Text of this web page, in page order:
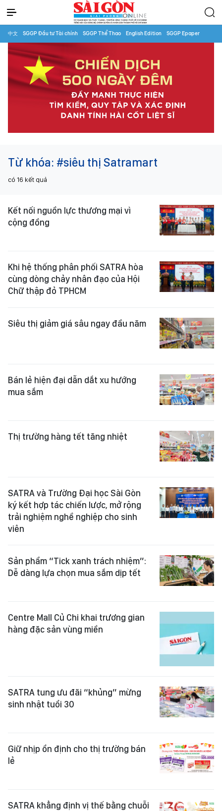
中文 SGGP Đầu tư Tài chính SGGP Thể Thao English Edition SGGP Epaper
Từ khóa: #siêu thị Satramart
có 16 kết quả
Kết nối nguồn lực thương mại vì
cộng đồng
Khi hệ thống phân phối SATRA hòa
cùng dòng chảy nhân đạo của Hội
Chữ thập đỏ TPHCM
Siêu thị giảm giá sâu ngay đầu năm
Bán lẻ hiện đại dẫn dắt xu hướng
mua sắm
Thị trường hàng tết tăng nhiệt
SATRA và Trường Đại học Sài Gòn
ký kết hợp tác chiến lược, mở rộng
trải nghiệm nghề nghiệp cho sinh
viên
Sản phẩm “Tick xanh trách nhiệm”:
Dễ dàng lựa chọn mua sắm dịp tết
Centre Mall Củ Chi khai trương gian
hàng đặc sản vùng miền
SATRA tung ưu đãi “khủng” mừng
sinh nhật tuổi 30
Giữ nhịp ổn định cho thị trường bán
lẻ
SATRA khẳng định vị thế bằng chuỗi